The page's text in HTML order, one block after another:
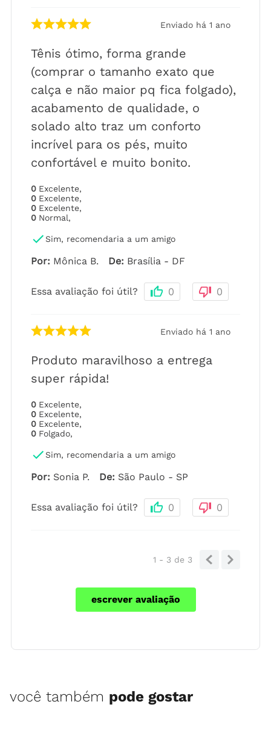
Enviado há 1 ano
Tênis ótimo, forma grande
(comprar o tamanho exato que
calça e não maior pq fica folgado),
acabamento de qualidade, o
solado alto traz um conforto
incrível para os pés, muito
confortável e muito bonito.
0 Excelente,
0 Excelente,
0 Excelente,
0 Normal,
Sim, recomendaria a um amigo
Por: Mônica B. De: Brasília - DF
Essa avaliação foi útil? 0 0
Enviado há 1 ano
Produto maravilhoso a entrega
super rápida!
0 Excelente,
0 Excelente,
0 Excelente,
0 Folgado,
Sim, recomendaria a um amigo
Por: Sonia P. De: São Paulo - SP
Essa avaliação foi útil? 0 0
1 - 3 de 3
escrever avaliação
você também pode gostar